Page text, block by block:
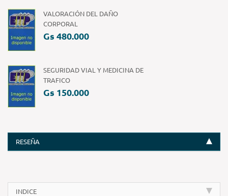
VALORACIÓN DEL DAÑO
CORPORAL
Gs 480.000
SEGURIDAD VIAL Y MEDICINA DE
TRAFICO
Gs 150.000
RESEÑA
INDICE